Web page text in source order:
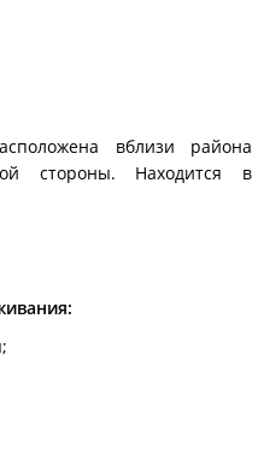
6 номеров в каждом: на
в себя:
В каждом номере
вода. Холодильник,
белье. У каждого
и террасой-кухней, на
В номерах две 2-х
окна витражные,
В каждом номере санузел,
кабина, холодильник,
одежды. Выдаётся посуда
вблизи района
стороны. Находится в